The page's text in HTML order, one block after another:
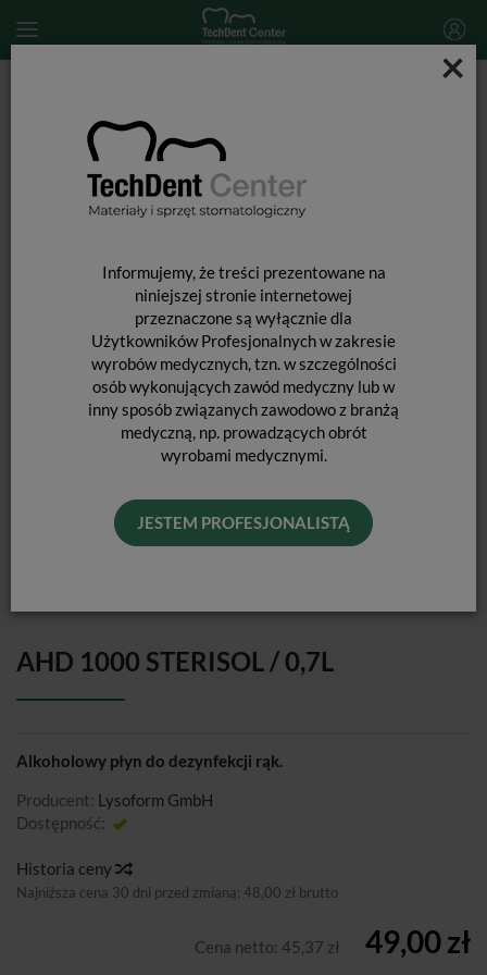
×
Informujemy, że treści prezentowane na
niniejszej stronie internetowej
przeznaczone są wyłącznie dla
Użytkowników Profesjonalnych w zakresie
wyrobów medycznych, tzn. w szczególności
osób wykonujących zawód medyczny lub w
inny sposób związanych zawodowo z branżą
medyczną, np. prowadzących obrót
wyrobami medycznymi.
JESTEM PROFESJONALISTĄ
AHD 1000 Sterisol / 0,7l
AHD 1000 STERISOL / 0,7L
Alkoholowy płyn do dezynfekcji rąk.
Producent: Lysoform GmbH
Dostępność:
Historia ceny
Najniższa cena 30 dni przed zmianą: 48,00 zł brutto
Cena netto: 45,37 zł 49,00 zł